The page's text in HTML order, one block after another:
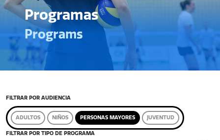
Programas
Programs
FILTRAR POR AUDIENCIA
ADULTOS NIÑOS PERSONAS MAYORES JUVENTUD
FILTRAR POR TIPO DE PROGRAMA